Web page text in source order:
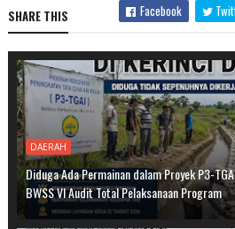
SHARE THIS Facebook
DAERAH
Diduga Ada Permainan dalam Proyek P3-
BWSS VI Audit Total Pelaksanaan Program